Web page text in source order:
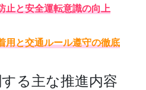
と安全運転意識の向上
と交通ルール遵守の徹底
る主な推進内容